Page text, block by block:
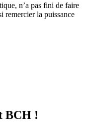
n’a pas fini de faire
remercier la puissance
BCH !